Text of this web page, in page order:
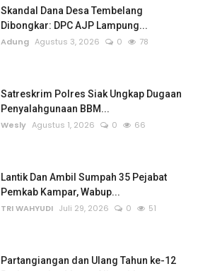
Skandal Dana Desa Tembelang
Dibongkar: DPC AJP Lampung...
Adung Agustus 3, 2026 0 78
Satreskrim Polres Siak Ungkap Dugaan
Penyalahgunaan BBM...
Wesly Agustus 1, 2026 0 66
Lantik Dan Ambil Sumpah 35 Pejabat
Pemkab Kampar, Wabup...
TRI WAHYUDI Juli 29, 2026 0 51
Partangiangan dan Ulang Tahun ke-12